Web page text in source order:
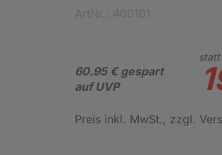
60.95 € gespart
auf UVP
statt
Preis inkl. MwSt., zzgl.